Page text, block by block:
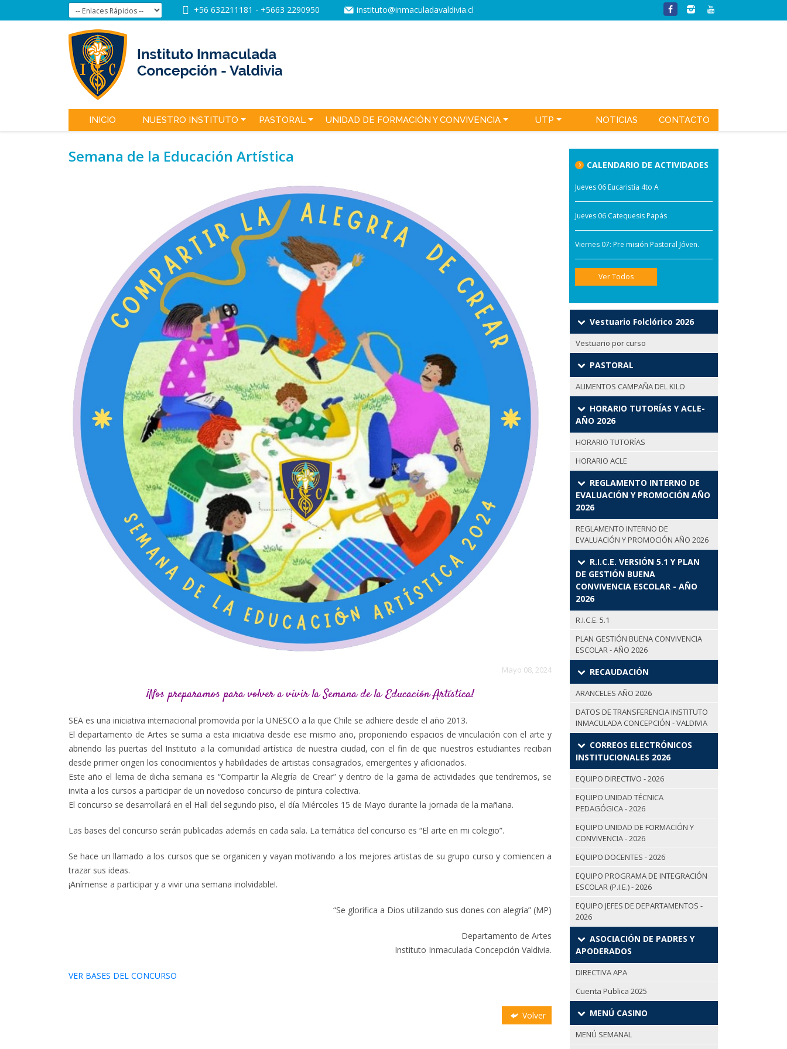
+56 632211181 - +5663 2290950 instituto@inmaculadavaldivia.cl
INICIO NUESTRO INSTITUTO PASTORAL UNIDAD DE FORMACIÓN Y CONVIVENCIA UTP NOTICIAS CONTACTO
Semana de la Educación Artística
Mayo 08, 2024
¡Nos preparamos para volver a vivir la Semana de la Educación Artística!
SEA es una iniciativa internacional promovida por la UNESCO a la que Chile se adhiere desde el año 2013.
El departamento de Artes se suma a esta iniciativa desde ese mismo año, proponiendo espacios de vinculación con el arte y
abriendo las puertas del Instituto a la comunidad artística de nuestra ciudad, con el fin de que nuestros estudiantes reciban
desde primer origen los conocimientos y habilidades de artistas consagrados, emergentes y aficionados.
Este año el lema de dicha semana es “Compartir la Alegría de Crear” y dentro de la gama de actividades que tendremos, se
invita a los cursos a participar de un novedoso concurso de pintura colectiva.
El concurso se desarrollará en el Hall del segundo piso, el día Miércoles 15 de Mayo durante la jornada de la mañana.
Las bases del concurso serán publicadas además en cada sala. La temática del concurso es “El arte en mi colegio”.
Se hace un llamado a los cursos que se organicen y vayan motivando a los mejores artistas de su grupo curso y comiencen a
trazar sus ideas.
¡Anímense a participar y a vivir una semana inolvidable!.
“Se glorifica a Dios utilizando sus dones con alegría” (MP)
Departamento de Artes
Instituto Inmaculada Concepción Valdivia.
VER BASES DEL CONCURSO
Volver
CALENDARIO DE ACTIVIDADES
Jueves 06 Eucaristía 4to A
Jueves 06 Catequesis Papás
Viernes 07: Pre misión Pastoral Jóven.
Ver Todos
Vestuario Folclórico 2026
Vestuario por curso
PASTORAL
ALIMENTOS CAMPAÑA DEL KILO
HORARIO TUTORÍAS Y ACLE-
AÑO 2026
HORARIO TUTORÍAS
HORARIO ACLE
REGLAMENTO INTERNO DE
EVALUACIÓN Y PROMOCIÓN AÑO
2026
REGLAMENTO INTERNO DE
EVALUACIÓN Y PROMOCIÓN AÑO 2026
R.I.C.E. VERSIÓN 5.1 Y PLAN
DE GESTIÓN BUENA
CONVIVENCIA ESCOLAR - AÑO
2026
R.I.C.E. 5.1
PLAN GESTIÓN BUENA CONVIVENCIA
ESCOLAR - AÑO 2026
RECAUDACIÓN
ARANCELES AÑO 2026
DATOS DE TRANSFERENCIA INSTITUTO
INMACULADA CONCEPCIÓN - VALDIVIA
CORREOS ELECTRÓNICOS
INSTITUCIONALES 2026
EQUIPO DIRECTIVO - 2026
EQUIPO UNIDAD TÉCNICA
PEDAGÓGICA - 2026
EQUIPO UNIDAD DE FORMACIÓN Y
CONVIVENCIA - 2026
EQUIPO DOCENTES - 2026
EQUIPO PROGRAMA DE INTEGRACIÓN
ESCOLAR (P.I.E.) - 2026
EQUIPO JEFES DE DEPARTAMENTOS -
2026
ASOCIACIÓN DE PADRES Y
APODERADOS
DIRECTIVA APA
Cuenta Publica 2025
MENÚ CASINO
MENÚ SEMANAL